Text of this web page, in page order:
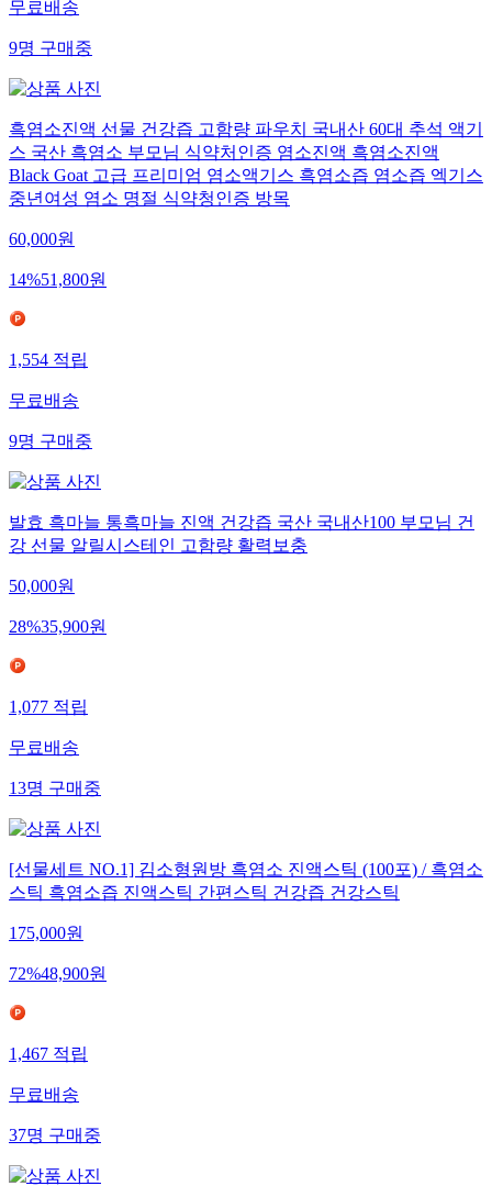
무료배송
9명구매중
흑염소진액 선물 건강즙 고함량 파우치 국내산 60대 추석 액기
스 국산 흑염소 부모님 식약처인증 염소진액 흑염소진액
Black Goat 고급 프리미엄 염소액기스 흑염소즙 염소즙 엑기스
중년여성 염소 명절 식약청인증 방목
60,000원
14%51,800원
1,554적립
무료배송
9명구매중
발효 흑마늘 통흑마늘 진액 건강즙 국산 국내산100 부모님 건
강 선물 알릴시스테인 고함량 활력보충
50,000원
28%35,900원
1,077적립
무료배송
13명구매중
[선물세트 NO.1] 김소형원방 흑염소 진액스틱 (100포) / 흑염소
스틱 흑염소즙 진액스틱 간편스틱 건강즙 건강스틱
175,000원
72%48,900원
1,467적립
무료배송
37명구매중